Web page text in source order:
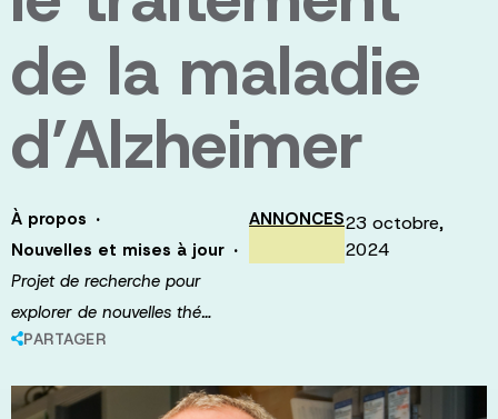
de la maladie
d’Alzheimer
À propos ·
Nouvelles et mises à jour ·
Projet de recherche pour
explorer de nouvelles thé…
PARTAGER
ANNONCES23 octobre,
2024